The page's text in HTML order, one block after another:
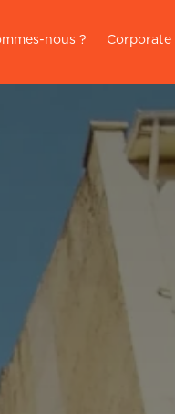
nous ? Corporate